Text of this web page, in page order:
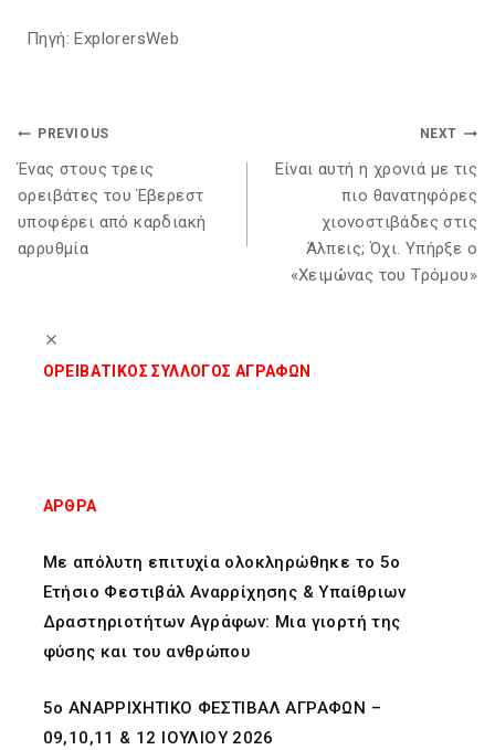
Πηγή: ExplorersWeb
Post
Navigation
PREVIOUS
Ένας στους τρεις
ορειβάτες του Έβερεστ
υποφέρει από καρδιακή
αρρυθμία
NEXT
Είναι αυτή η χρονιά με τις
πιο θανατηφόρες
χιονοστιβάδες στις
Άλπεις; Όχι. Υπήρξε ο
«Χειμώνας του Τρόμου»
ΟΡΕΙΒΑΤΙΚΟΣ ΣΥΛΛΟΓΟΣ ΑΓΡΑΦΩΝ
ΑΡΘΡΑ
Με απόλυτη επιτυχία ολοκληρώθηκε το 5ο
Ετήσιο Φεστιβάλ Αναρρίχησης & Υπαίθριων
Δραστηριοτήτων Αγράφων: Μια γιορτή της
φύσης και του ανθρώπου
5ο ΑΝΑΡΡΙΧΗΤΙΚΟ ΦΕΣΤΙΒΑΛ ΑΓΡΑΦΩΝ –
09,10,11 & 12 ΙΟΥΛΙΟΥ 2026